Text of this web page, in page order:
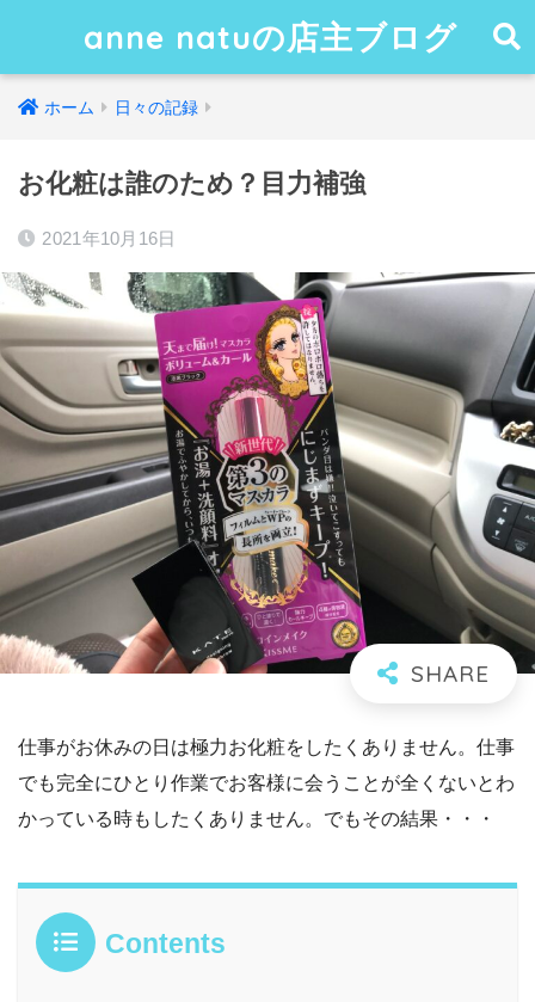
anne natuの店主ブログ
ホーム 日々の記録
お化粧は誰のため？目力補強
2021年10月16日
仕事がお休みの日は極力お化粧をしたくありません。仕事
でも完全にひとり作業でお客様に会うことが全くないとわ
かっている時もしたくありません。でもその結果・・・
Contents